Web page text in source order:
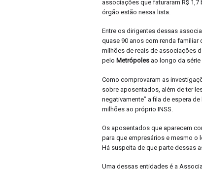
associações que faturaram R$
órgão estão nessa lista.
Entre os dirigentes dessas
quase 90 anos com renda familiar
milhões de reais de associações
pelo Metrópoles ao longo da série
Como comprovaram as
sobre aposentados, além de ter
negativamente” a fila de espera
milhões ao próprio INSS.
Os aposentados que aparecem
para que empresários e mesmo o
Há suspeita de que parte dessas
Uma dessas entidades é a